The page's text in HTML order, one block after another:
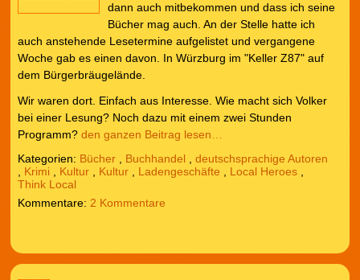
dann auch mitbekommen und dass ich seine
Bücher mag auch. An der Stelle hatte ich
auch anstehende Lesetermine aufgelistet und vergangene
Woche gab es einen davon. In Würzburg im "Keller Z87" auf
dem Bürgerbräugelände.
Wir waren dort. Einfach aus Interesse. Wie macht sich Volker
bei einer Lesung? Noch dazu mit einem zwei Stunden
Programm? den ganzen Beitrag lesen…
Kategorien: Bücher, Buchhandel , deutschsprachige Autoren
, Krimi , Kultur, Kultur, Ladengeschäfte , Local Heroes,
Think Local
2 Kommentare